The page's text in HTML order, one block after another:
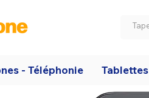
- Téléphonie Tablettes